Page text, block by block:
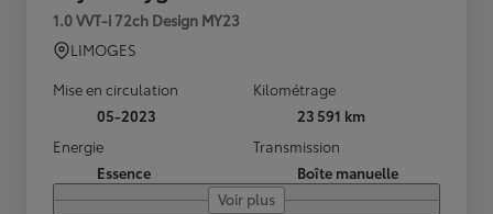
1.0 VVT-i 72ch Design MY23
LIMOGES
Mise en circulation
05-2023
Kilométrage
23 591 km
Energie
Essence
Transmission
Boîte manuelle
Voir plus